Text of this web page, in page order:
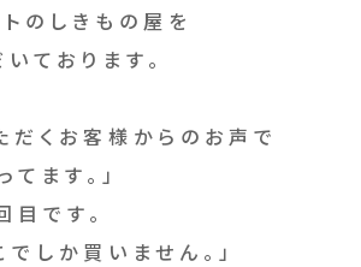
のしきもの屋を
ております。
くお客様からのお声で
ます。」
目です。
しか買いません。」